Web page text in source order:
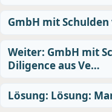
GmbH mit
Weiter: GmbH mit
Diligence aus Ve…
Lösung: Lösung: